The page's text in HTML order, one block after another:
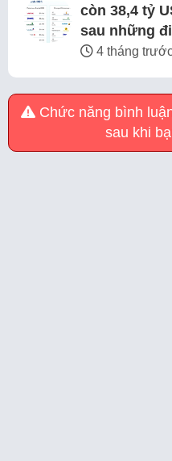
còn 38,4 tỷ
sau những
4 tháng
Chức năng bình
sau khi